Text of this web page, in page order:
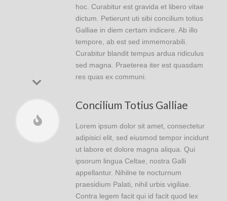
hoc. Curabitur est gravida et libero vitae
dictum. Petierunt uti sibi concilium totius
Galliae in diem certam indicere. Ab illo
tempore, ab est sed immemorabili.
Curabitur blandit tempus ardua ridiculus
sed magna. Praeterea iter est quasdam
res quas ex communi.
Concilium Totius Galliae
Lorem ipsum dolor sit amet, consectetur
adipisici elit, sed eiusmod tempor incidunt
ut labore et dolore magna aliqua. Qui
ipsorum lingua Celtae, nostra Galli
appellantur. Nihilne te nocturnum
praesidium Palati, nihil urbis vigiliae.
Contra legem facit qui id facit quod lex